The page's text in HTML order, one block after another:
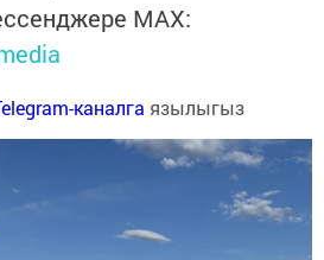
MАХ:
каналга язылыгыз